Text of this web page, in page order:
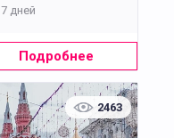
7 дней
Подробнее
2463